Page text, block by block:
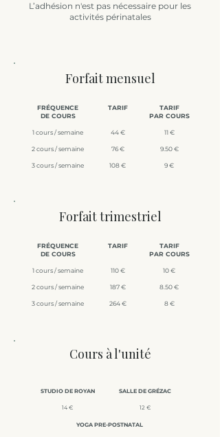
L’adhésion n'est pas nécessaire pour les
activités périnatales
Forfait mensuel
FRÉQUENCE
DE COURS
1 cours / semaine
2 cours / semaine
3 cours / semaine
TARIF
PAR COURS
11 €
9.50 €
9 €
TARIF
44 €
76 €
108 €
Forfait trimestriel
FRÉQUENCE
DE COURS
1 cours / semaine
2 cours / semaine
3 cours / semaine
TARIF
110 €
187 €
264 €
TARIF
PAR COURS
10 €
8.50 €
8 €
Cours à l'unité
STUDIO DE ROYAN
14 €
SALLE DE GRÉZAC
12 €
YOGA PRE-POSTNATAL